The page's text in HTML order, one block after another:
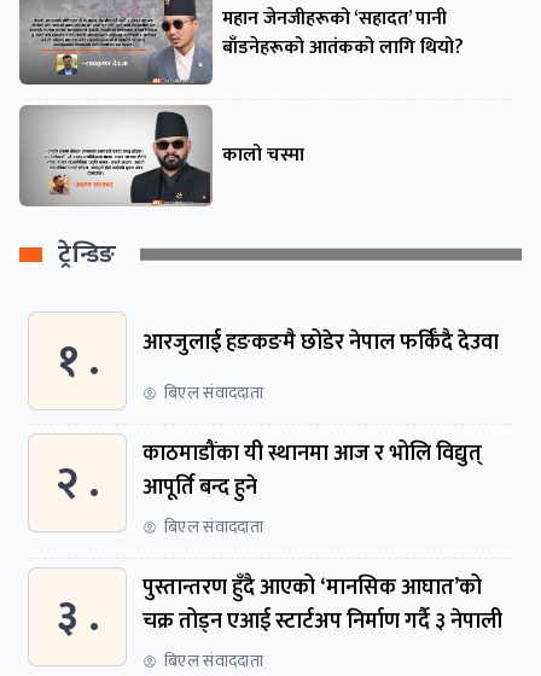
महान जेनजीहरूको ‘सहादत’ पानी
बाँडनेहरूको आतंकको लागि थियो?
कालो चस्मा
ट्रेन्डिङ
१ . आरजुलाई हङकङमै छोडेर नेपाल फर्किँदै देउवा
बिएल संवाददाता
२ .
काठमाडौंका यी स्थानमा आज र भोलि विद्युत्
आपूर्ति बन्द हुने
बिएल संवाददाता
३ .
पुस्तान्तरण हुँदै आएको ‘मानसिक आघात’को
चक्र तोड्न एआई स्टार्टअप निर्माण गर्दै ३ नेपाली
बिएल संवाददाता